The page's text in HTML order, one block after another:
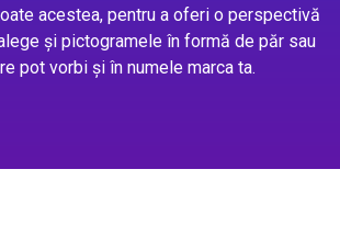
acestea, pentru a oferi o perspectivă
și pictogramele în formă de păr sau
pot vorbi și în numele marca ta.